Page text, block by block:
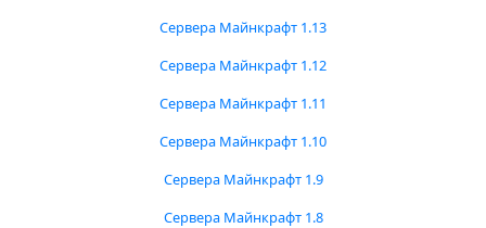
Сервера Майнкрафт 1.13
Сервера Майнкрафт 1.12
Сервера Майнкрафт 1.11
Сервера Майнкрафт 1.10
Сервера Майнкрафт 1.9
Сервера Майнкрафт 1.8